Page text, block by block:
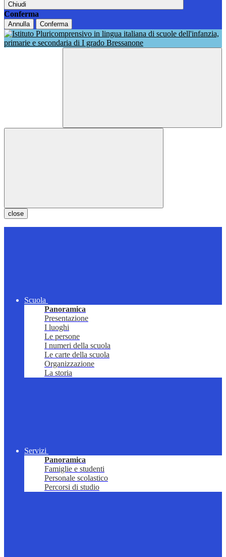
Chiudi
Conferma
Annulla Conferma
close
Scuola
Panoramica
Presentazione
I luoghi
Le persone
I numeri della scuola
Le carte della scuola
Organizzazione
La storia
Servizi
Panoramica
Famiglie e studenti
Personale scolastico
Percorsi di studio